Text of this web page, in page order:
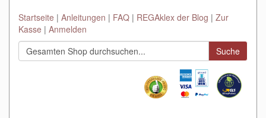
Startseite Anleitungen FAQ REGAklex der Blog
Zur
Kasse
Anmelden
Suche